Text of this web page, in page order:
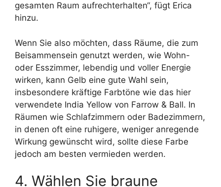
gesamten Raum aufrechterhalten“, fügt Erica
hinzu.
Wenn Sie also möchten, dass Räume, die zum
Beisammensein genutzt werden, wie Wohn-
oder Esszimmer, lebendig und voller Energie
wirken, kann Gelb eine gute Wahl sein,
insbesondere kräftige Farbtöne wie das hier
verwendete India Yellow von Farrow & Ball. In
Räumen wie Schlafzimmern oder Badezimmern,
in denen oft eine ruhigere, weniger anregende
Wirkung gewünscht wird, sollte diese Farbe
jedoch am besten vermieden werden.
4. Wählen Sie braune